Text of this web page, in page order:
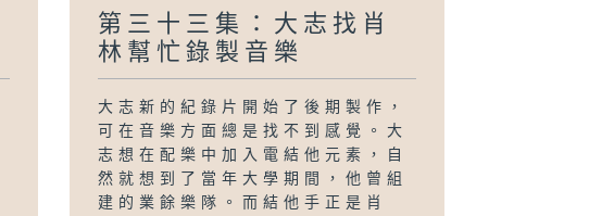
第三十三集：大志找肖
林幫忙錄製音樂
大志新的紀錄片開始了後期製作，
可在音樂方面總是找不到感覺。大
志想在配樂中加入電結他元素，自
然就想到了當年大學期間，他曾組
建的業餘樂隊。而結他手正是肖